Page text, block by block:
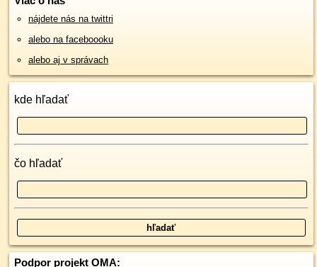
nájdete nás na twittri
alebo na faceboooku
alebo aj v správach
kde hľadať
čo hľadať
Podpor projekt OMA: